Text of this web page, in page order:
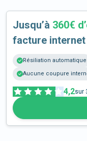
Jusqu’à 360€
facture internet
Résiliation automatique
Aucune coupure
4,2sur